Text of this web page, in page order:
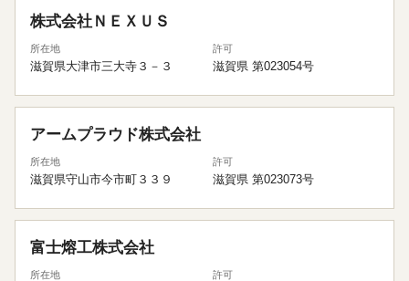
株式会社ＮＥＸＵＳ
所在地
滋賀県大津市三大寺３－３
許可
滋賀県 第023054号
アームプラウド株式会社
所在地
滋賀県守山市今市町３３９
許可
滋賀県 第023073号
富士熔工株式会社
所在地 許可